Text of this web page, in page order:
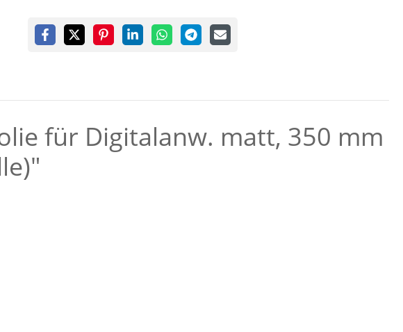
für Digitalanw. matt, 350 mm